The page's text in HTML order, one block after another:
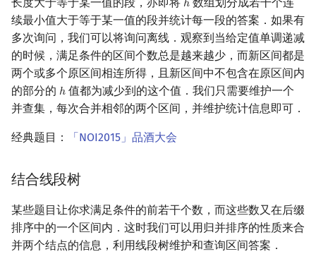
长度大于等于某一值的段，亦即将 ℎ
h 数组划分成若干个连
续最小值大于等于某一值的段并统计每一段的答案．如果有
多次询问，我们可以将询问离线．观察到当给定值单调递减
的时候，满足条件的区间个数总是越来越少，而新区间都是
两个或多个原区间相连所得，且新区间中不包含在原区间内
的部分的 ℎ
h 值都为减少到的这个值．我们只需要维护一个
并查集，每次合并相邻的两个区间，并维护统计信息即可．
经典题目： 「NOI2015」品酒大会
结合线段树
某些题目让你求满足条件的前若干个数，而这些数又在后缀
排序中的一个区间内．这时我们可以用归并排序的性质来合
并两个结点的信息，利用线段树维护和查询区间答案．